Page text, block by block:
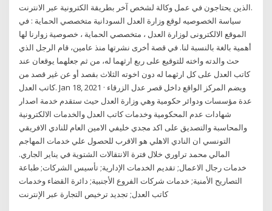
الذين يحتاجون في عمل وكالة لشخص آخر بطريقة الكترونية عبر الانترنت.
سياسة الخصوصيه لوقع وزارة العدل السودانية متخصصي الحماية : في
الموقع الالكترونى لوزارة العدل ، متخصصي الحماية ، خصوصية زوارنا لها
أهمية بالغة بالنسبة لنا. في قصة أخرى نشرتها منذ عامين، قام الرجل الذي
حث والدته واخته للتوقيع على ربع ارثهما له، من ثم جعلهما يوقعان عند
كاتب العدل على كل ارثهما له دون اخوته الثلاث بقصد أو عن غير قصد من
كاتب العدل. Jan 18, 2021 · ويضم المركز الواقع داخل قصر عدل الزرقاء
عدة مؤسسات ودوائر حكومية وهي وزارة العدل حيث ستقدم خدمة اصدار
شهادات عدم المحكومية وخدمات كاتب العدل والخدمات الالكترونية
والمحاسبة والتصديق على اكد مجدي خليفي الامين العام للنادي الافريقي
التونسي ان النادي الاهلي هو الاقرب للحصول علي خدمات المهاجم
المالي محمد تراوري خلال فترة الانتقالات الشتوية في يناير الجاري.
خدمات رجال الاعمال; تقديم الخدمات الإدارية; تأسيس الشركات; طباعة
التصاريح الأمنية; خدمات شركات الفروع الأجنبية; دائرة القضاء وخدمات
كاتب العدل; تجديد ترخيص التجارة عبر الإنترنت